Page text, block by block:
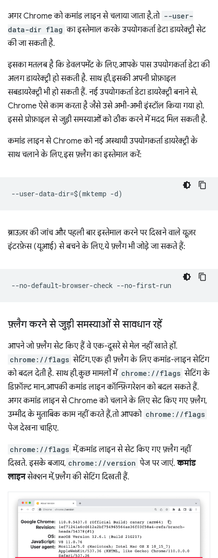
अगर Chrome को कमांड लाइन से चलाया जाता है, तो --user-
data-dir flag का इस्तेमाल करके उपयोगकर्ता डेटा डायरेक्ट्री सेट
की जा सकती है.
इसका मतलब है कि डेवलपमेंट के लिए, आपके पास उपयोगकर्ता डेटा की
अलग डायरेक्ट्री हो सकती है. साथ ही, इसकी अपनी प्रोफ़ाइल
सबडायरेक्ट्री भी हो सकती हैं. नई उपयोगकर्ता डेटा डायरेक्ट्री बनाने से,
Chrome ऐसे काम करता है जैसे उसे अभी-अभी इंस्टॉल किया गया हो.
इससे प्रोफ़ाइल से जुड़ी समस्याओं को ठीक करने में मदद मिल सकती है.
कमांड लाइन से Chrome को नई अस्थायी उपयोगकर्ता डायरेक्ट्री के
साथ चलाने के लिए, इस फ़्लैग का इस्तेमाल करें:
ब्राउज़र की जांच और पहली बार इस्तेमाल करने पर दिखने वाले यूज़र
इंटरफ़ेस (यूआई) से बचने के लिए, ये फ़्लैग भी जोड़े जा सकते हैं:
फ़्लैग करने से जुड़ी समस्याओं से सावधान रहें
आपने जो फ़्लैग सेट किए हैं वे एक-दूसरे से मेल नहीं खाते हों.
chrome://flags सेटिंग, एक ही फ़्लैग के लिए कमांड-लाइन सेटिंग
को बदल देती है. साथ ही, कुछ मामलों में chrome://flags सेटिंग के
डिफ़ॉल्ट मान, आपकी कमांड लाइन कॉन्फ़िगरेशन को बदल सकते हैं.
अगर कमांड लाइन से Chrome को चलाने के लिए सेट किए गए फ़्लैग,
उम्मीद के मुताबिक काम नहीं करते हैं, तो आपको chrome://flags
पेज देखना चाहिए.
chrome://flags में, कमांड लाइन से सेट किए गए फ़्लैग नहीं
दिखते. इसके बजाय, chrome://version पेज पर जाएं.कमांड
लाइनसेक्शन में, फ़्लैग की सेटिंग दिखती हैं.